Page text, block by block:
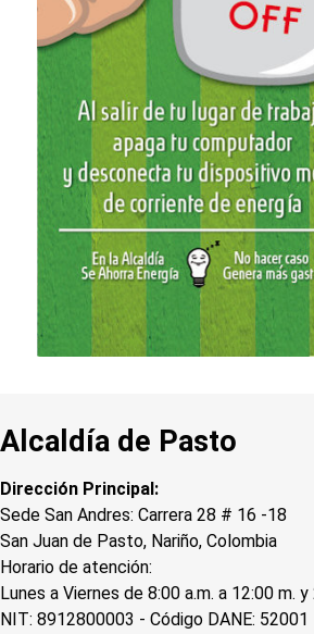
Alcaldía de Pasto
Dirección Principal:
Sede San Andres: Carrera 28 # 16 -18
San Juan de Pasto, Nariño, Colombia
Horario de atención:
Lunes a Viernes de 8:00 a.m. a 12:00 m. y
NIT: 8912800003 - Código DANE: 52001